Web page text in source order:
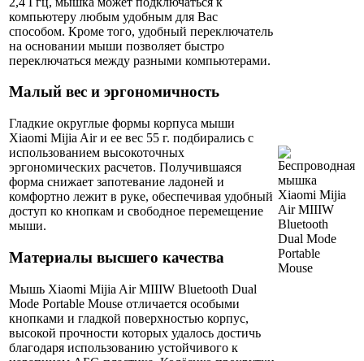
компьютеру любым удобным для Вас
способом. Кроме того, удобный переключатель
на основании мыши позволяет быстро
переключаться между разными компьютерами.
Малый вес и эргономичность
Гладкие округлые формы корпуса мыши
Xiaomi Mijia Air и ее вес 55 г. подбирались с
использованием высокоточных
эргономических расчетов. Получившаяся
форма снижает запотевание ладоней и
комфортно лежит в руке, обеспечивая удобный
доступ ко кнопкам и свободное перемещение
мыши.
Материалы высшего качества
Мышь Xiaomi Mijia Air MIIIW Bluetooth Dual
Mode Portable Mouse отличается особыми
кнопками и гладкой поверхностью корпус,
высокой прочности которых удалось достичь
благодаря использованию устойчивого к